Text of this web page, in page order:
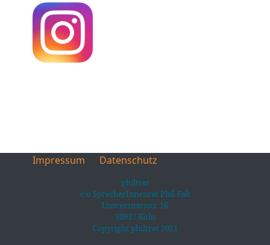
Impressum Datenschutz
philtrat
c/o SprecherInnenrat Phil-Fak
Universitätsstr.16
50937 Köln
Copyright philtrat 2021